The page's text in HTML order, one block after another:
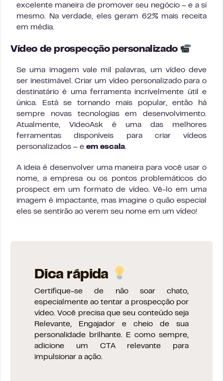
excelente maneira de promover seu negócio – e a si
mesmo. Na verdade, eles geram 62% mais receita
em média.
Vídeo de prospecção personalizado
Se uma imagem vale mil palavras, um vídeo deve
ser inestimável. Criar um vídeo personalizado para o
destinatário é uma ferramenta incrivelmente útil e
única. Está se tornando mais popular, então há
sempre novas tecnologias em desenvolvimento.
Atualmente, VideoAsk é uma das melhores
ferramentas disponíveis para criar vídeos
personalizados – e em escala.
A ideia é desenvolver uma maneira para você usar o
nome, a empresa ou os pontos problemáticos do
prospect em um formato de vídeo. Vê-lo em uma
imagem é impactante, mas imagine o quão especial
eles se sentirão ao verem seu nome em um vídeo!
Dica rápida
Certifique-se de não soar chato,
especialmente ao tentar a prospecção por
vídeo. Você precisa que seu conteúdo seja
Relevante, Engajador e cheio de sua
personalidade brilhante. E como sempre,
adicione um CTA relevante para
impulsionar a ação.